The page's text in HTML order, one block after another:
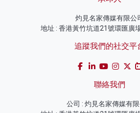
灼見名家傳媒有限公
地址 : 香港黃竹坑道21號環匯廣
追蹤我們的社交平
聯絡我們
公司 : 灼見名家傳媒有限